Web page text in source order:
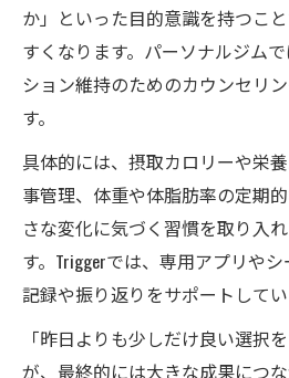
か」といった目的意識を持つこ
すくなります。パーソナルジム
ション維持のためのカウンセリ
す。
具体的には、摂取カロリーや栄
事管理、体重や体脂肪率の定期
さな変化に気づく習慣を取り入
す。Triggerでは、専用アプリや
記録や振り返りをサポートしてい
「昨日よりも少しだけ良い選択
が、最終的には大きな成果につ